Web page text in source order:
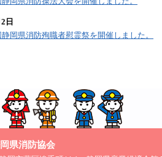
日
岡県消防殉職者慰霊祭を開催しました。
県消防協会